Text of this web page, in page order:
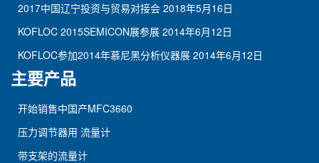
2017中国辽宁投资与贸易对接会 2018年5月16日
KOFLOC 2015SEMICON展参展 2014年6月12日
KOFLOC参加2014年慕尼黑分析仪器展 2014年6月12日
主要产品
开始销售中国产MFC3660
压力调节器用 流量计
带支架的流量计